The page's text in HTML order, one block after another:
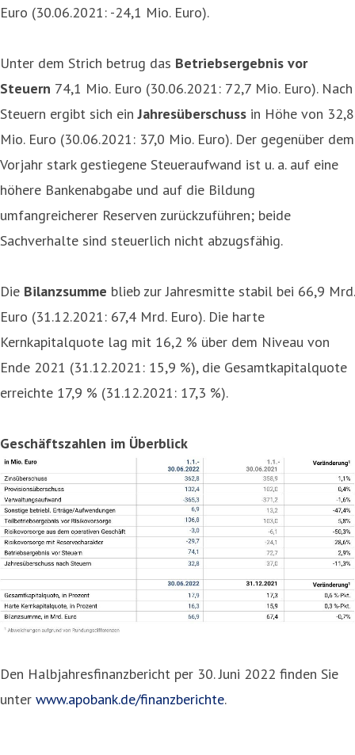
Euro (30.06.2021: -24,1 Mio. Euro).
Unter dem Strich betrug das Betriebsergebnis vor
Steuern 74,1 Mio. Euro (30.06.2021: 72,7 Mio. Euro). Nach
Steuern ergibt sich einJahresüberschuss in Höhe von 32,8
Mio. Euro (30.06.2021: 37,0 Mio. Euro). Der gegenüber dem
Vorjahr stark gestiegene Steueraufwand ist u. a. auf eine
höhere Bankenabgabe und auf die Bildung
umfangreicherer Reserven zurückzuführen; beide
Sachverhalte sind steuerlich nicht abzugsfähig.
Die Bilanzsumme blieb zur Jahresmitte stabil bei 66,9 Mrd.
Euro (31.12.2021: 67,4 Mrd. Euro). Die harte
Kernkapitalquote lag mit 16,2 % über dem Niveau von
Ende 2021 (31.12.2021: 15,9 %), die Gesamtkapitalquote
erreichte 17,9 % (31.12.2021: 17,3 %).
Geschäftszahlen im Überblick
Den Halbjahresfinanzbericht per 30. Juni 2022 finden Sie
unter www.apobank.de/finanzberichte.